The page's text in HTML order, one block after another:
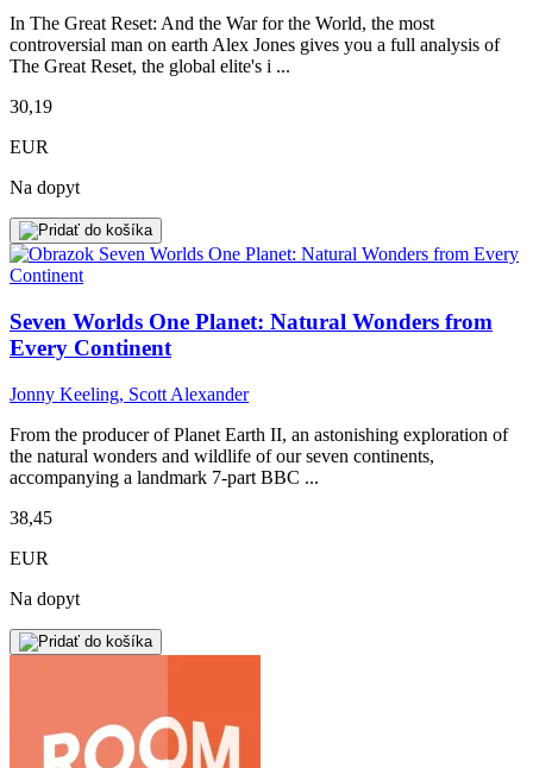
In The Great Reset: And the War for the World, the most
controversial man on earth Alex Jones gives you a full analysis of
The Great Reset, the global elite's i ...
30,19
EUR
Na dopyt
Seven Worlds One Planet: Natural Wonders from
Every Continent
Jonny Keeling, Scott Alexander
From the producer of Planet Earth II, an astonishing exploration of
the natural wonders and wildlife of our seven continents,
accompanying a landmark 7-part BBC ...
38,45
EUR
Na dopyt